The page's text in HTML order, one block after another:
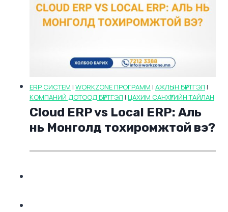
ERP СИСТЕМ | WORKZONE ПРОГРАММ | АЖЛЫН БҮРТГЭЛ |
КОМПАНИЙ ДОТООД БҮРТГЭЛ | ЦАХИМ САНХҮҮГИЙН ТАЙЛАН
Cloud ERP vs Local ERP: Аль
нь Монголд тохиромжтой вэ?